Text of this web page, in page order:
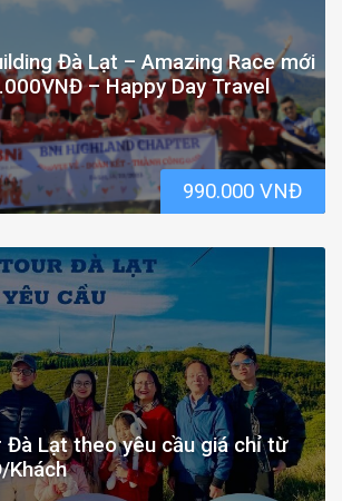
Đà Lạt – Amazing Race mới
– Happy Day Travel
990.000 VNĐ
Đà Lạt theo yêu cầu giá chỉ từ
Khách